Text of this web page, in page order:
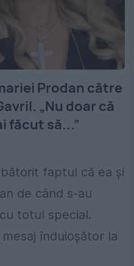
Prodan către
„Nu doar că
făcut să...”
faptul că ea și
de când s-au
totul special.
înduioșător la